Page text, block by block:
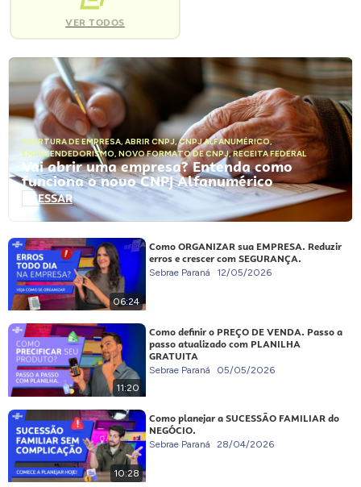
VER TODOS
ABERTURA DE EMPRESA, ABRIR CNPJ,CNPJ ALFANUMÉRICO,
EMPREENDEDORISMO, NOVO FORMATO DE CNPJ,RECEITA FEDERAL
Vai abrir uma empresa? Entenda como
funciona o novo CNPJ Alfanumérico
ACESSAR
06:24
Como ORGANIZAR sua EMPRESA. Reduzir
erros e crescer com SEGURANÇA.
Sebrae Paraná 12/05/2026
11:20
Como definir o PREÇO DE VENDA. Passo a
passo atualizado com PLANILHA
GRATUITA
Sebrae Paraná 05/05/2026
10:28
Como planejar a SUCESSÃO FAMILIAR do
NEGÓCIO.
Sebrae Paraná 28/04/2026